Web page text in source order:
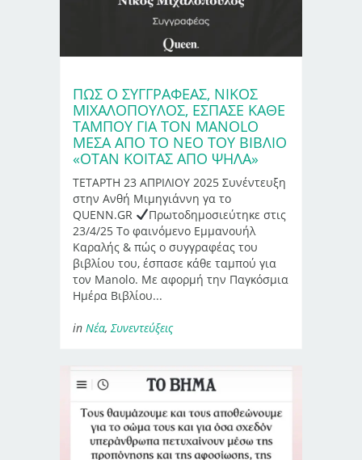
ΠΩΣ Ο ΣΥΓΓΡΑΦΈΑΣ, ΝΊΚΟΣ
ΜΙΧΑΛΌΠΟΥΛΟΣ, ΈΣΠΑΣΕ ΚΆΘΕ
ΤΑΜΠΟΎ ΓΙΑ ΤΟΝ MANOLO
ΜΈΣΑ ΑΠΌ ΤΟ ΝΈΟ ΤΟΥ ΒΙΒΛΊΟ
«ΟΤΑΝ ΚΟΙΤΑΣ ΑΠΟ ΨΗΛΑ»
ΤΕΤΑΡΤΗ 23 ΑΠΡΙΛΙΟΥ 2025 Συνέντευξη
στην Ανθή Μιμηγιάννη γα το
QUENN.GR
Πρωτοδημοσιεύτηκε στις
23/4/25 Το φαινόμενο Εμμανουήλ
Καραλής & πώς ο συγγραφέας του
βιβλίου του, έσπασε κάθε ταμπού για
τον Manolo. Με αφορμή την Παγκόσμια
Ημέρα Βιβλίου...
in Νέα,Συνεντεύξεις